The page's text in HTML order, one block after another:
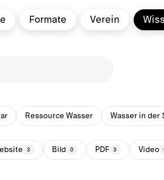
Formate Verein
Ressource Wasser Wasser in der
3 Bild 0 PDF 3 Video